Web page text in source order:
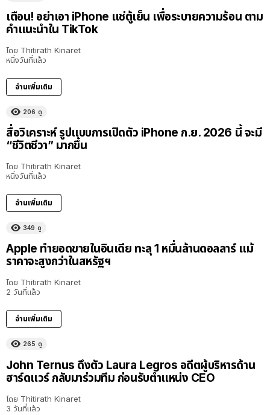
เตือน! อย่าเอา iPhone แช่ตู้เย็น เพื่อระบายความร้อน ตาม
คำแนะนำใน TikTok
โดย Thitirath Kinaret
หนึ่งวันที่แล้ว
อ่านเพิ่มเติม
206 ดู
สื่อวิเคราะห์ รูปแบบการเปิดตัว iPhone ก.ย. 2026 นี้ จะมี
“ชีวิตชีวา” มากขึ้น
โดย Thitirath Kinaret
หนึ่งวันที่แล้ว
อ่านเพิ่มเติม
349 ดู
Apple ทำยอดขายในอินเดีย ทะลุ 1 หมื่นล้านดอลลาร์ แม้
ราคาจะสูงกว่าในสหรัฐฯ
โดย Thitirath Kinaret
2 วันที่แล้ว
อ่านเพิ่มเติม
265 ดู
John Ternus ดึงตัว Laura Legros อดีตผู้บริหารด้าน
ฮาร์ดแวร์ กลับมาร่วมทีม ก่อนรับตำแหน่ง CEO
โดย Thitirath Kinaret
3 วันที่แล้ว